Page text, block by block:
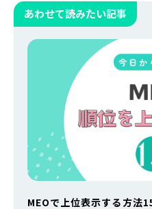
あわせて読みたい記事
MEOで上位表示する方法